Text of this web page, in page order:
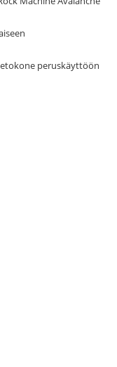
peruskäyttöön